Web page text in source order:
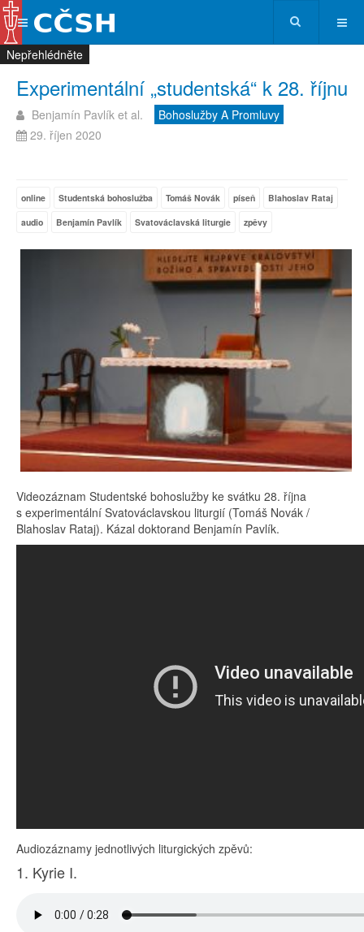
Experimentální „studentská“ k 28. říjnu
Benjamín Pavlík et al.
Bohoslužby A Promluvy
29. říjen 2020
online Studentská bohoslužba Tomáš Novák píseň
Blahoslav Rataj
audio
Benjamín Pavlík Svatováclavská liturgie zpěvy
Videozáznam Studentské bohoslužby ke svátku 28. října
s experimentální Svatováclavskou liturgií (Tomáš Novák /
Blahoslav Rataj). Kázal doktorand Benjamín Pavlík.
Audiozáznamy jednotlivých liturgických zpěvů:
1. Kyrie I.
Nepřehlédněte
Nepřehlédněte
Nepřehlédněte
Nepřehlédněte